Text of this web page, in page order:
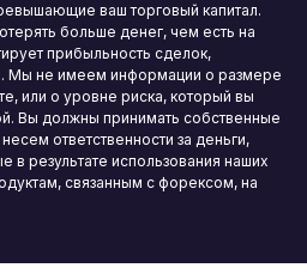
ваш торговый капитал.
больше денег, чем есть на
прибыльность сделок,
Мы не имеем информации о размере
или о уровне риска, который вы
Вы должны принимать собственные
ответственности за деньги,
в результате использования наших
связанным с форексом, на